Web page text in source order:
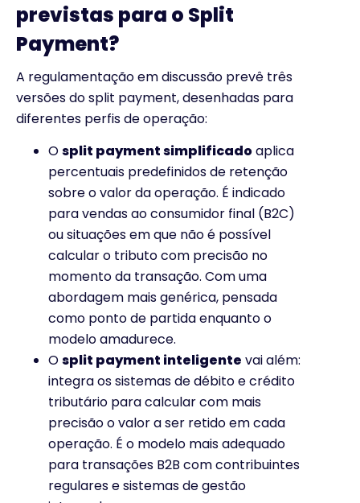
previstas para o Split
Payment?
A regulamentação em discussão prevê três
versões do split payment, desenhadas para
diferentes perfis de operação:
Osplit payment simplificadoaplica
percentuais predefinidos de retenção
sobre o valor da operação. É indicado
para vendas ao consumidor final (B2C)
ou situações em que não é possível
calcular o tributo com precisão no
momento da transação. Com uma
abordagem mais genérica, pensada
como ponto de partida enquanto o
modelo amadurece.
Osplit payment inteligente vai além:
integra os sistemas de débito e crédito
tributário para calcular com mais
precisão o valor a ser retido em cada
operação. É o modelo mais adequado
para transações B2B com contribuintes
regulares e sistemas de gestão